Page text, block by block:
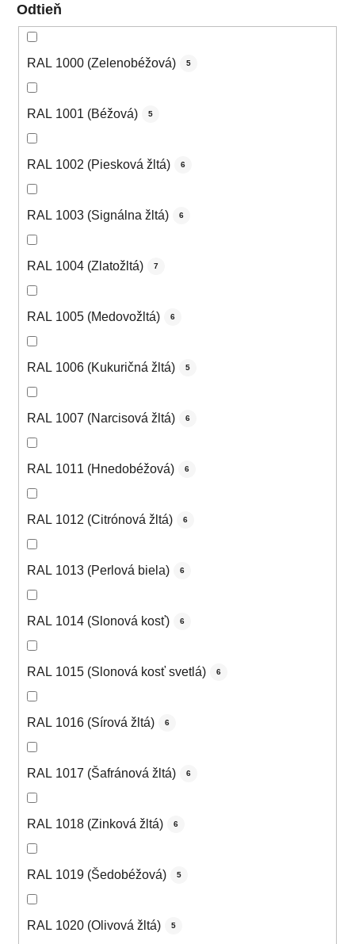
Odtieň
RAL 1000 (Zelenobéžová) 5
RAL 1001 (Béžová) 5
RAL 1002 (Piesková žltá) 6
RAL 1003 (Signálna žltá) 6
RAL 1004 (Zlatožltá) 7
RAL 1005 (Medovožltá) 6
RAL 1006 (Kukuričná žltá) 5
RAL 1007 (Narcisová žltá) 6
RAL 1011 (Hnedobéžová) 6
RAL 1012 (Citrónová žltá) 6
RAL 1013 (Perlová biela) 6
RAL 1014 (Slonová kosť) 6
RAL 1015 (Slonová kosť svetlá) 6
RAL 1016 (Sírová žltá) 6
RAL 1017 (Šafránová žltá) 6
RAL 1018 (Zinková žltá) 6
RAL 1019 (Šedobéžová) 5
RAL 1020 (Olivová žltá) 5